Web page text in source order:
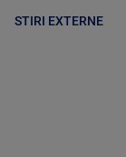
STIRI EXTERNE